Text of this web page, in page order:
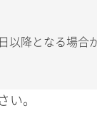
以降となる場合
い。